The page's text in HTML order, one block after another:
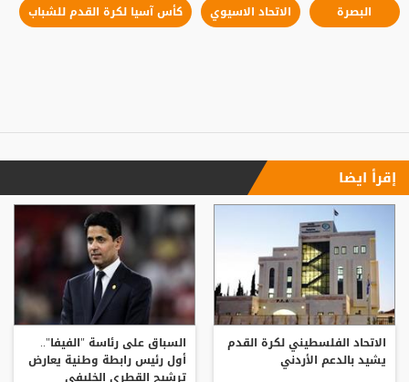
البصرة الاتحاد الاسيوي كأس آسيا لكرة القدم للشباب
إقرأ ايضا
الاتحاد الفلسطيني لكرة القدم
يشيد بالدعم الأردني
السباق على رئاسة "الفيفا"..
أول رئيس رابطة وطنية يعارض
ترشيح القطري الخليفي